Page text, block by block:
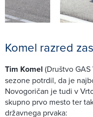
Komel razred
Tim Komel (Društvo
sezone potrdil, da je
Novogoričan je tudi v
skupno prvo mesto ter
državnega prvaka: